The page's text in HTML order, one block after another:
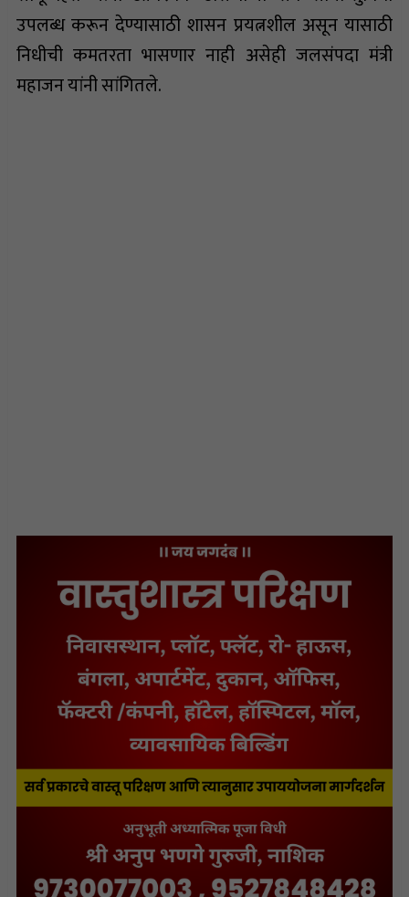
उपलब्ध करून देण्यासाठी शासन प्रयत्नशील असून यासाठी
निधीची कमतरता भासणार नाही असेही जलसंपदा मंत्री
महाजन यांनी सांगितले.